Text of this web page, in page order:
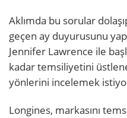
Aklımda bu sorular
geçen ay duyurusunu
Jennifer Lawrence ile
kadar temsiliyetini
yönlerini incelemek
Longines, markasını